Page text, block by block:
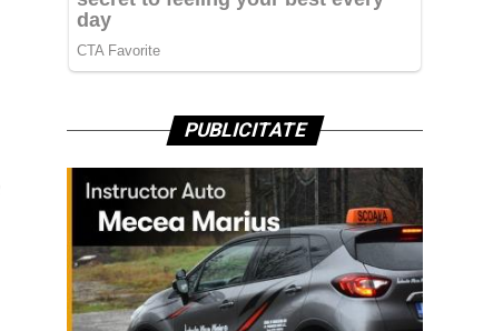
PUBLICITATE